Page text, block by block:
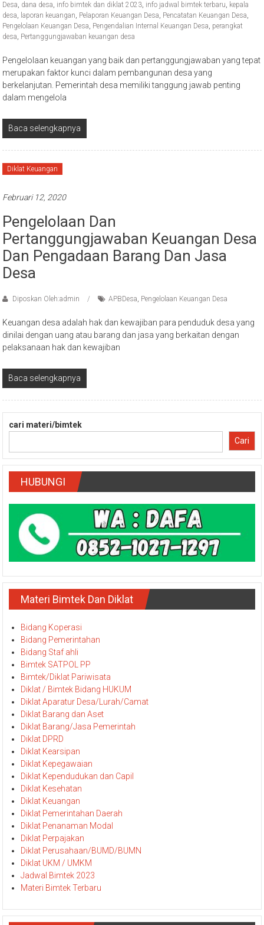
Desa, dana desa, info bimtek dan diklat 2023, info jadwal bimtek terbaru, kepala
desa, laporan keuangan, Pelaporan Keuangan Desa, Pencatatan Keuangan Desa,
Pengelolaan Keuangan Desa, Pengendalian Internal Keuangan Desa, perangkat
desa, Pertanggungjawaban keuangan desa
Pengelolaan keuangan yang baik dan pertanggungjawaban yang tepat
merupakan faktor kunci dalam pembangunan desa yang
berkelanjutan. Pemerintah desa memiliki tanggung jawab penting
dalam mengelola
Baca selengkapnya
Diklat Keuangan
Februari 12, 2020
Pengelolaan Dan
Pertanggungjawaban Keuangan Desa
Dan Pengadaan Barang Dan Jasa
Desa
Diposkan Oleh:admin APBDesa, Pengelolaan Keuangan Desa
Keuangan desa adalah hak dan kewajiban para penduduk desa yang
dinilai dengan uang atau barang dan jasa yang berkaitan dengan
pelaksanaan hak dan kewajiban
Baca selengkapnya
cari materi/bimtek
Cari
HUBUNGI
Materi Bimtek Dan Diklat
Bidang Koperasi
Bidang Pemerintahan
Bidang Staf ahli
Bimtek SATPOL PP
Bimtek/Diklat Pariwisata
Diklat / Bimtek Bidang HUKUM
Diklat Aparatur Desa/Lurah/Camat
Diklat Barang dan Aset
Diklat Barang/Jasa Pemerintah
Diklat DPRD
Diklat Kearsipan
Diklat Kepegawaian
Diklat Kependudukan dan Capil
Diklat Kesehatan
Diklat Keuangan
Diklat Pemerintahan Daerah
Diklat Penanaman Modal
Diklat Perpajakan
Diklat Perusahaan/BUMD/BUMN
Diklat UKM / UMKM
Jadwal Bimtek 2023
Materi Bimtek Terbaru